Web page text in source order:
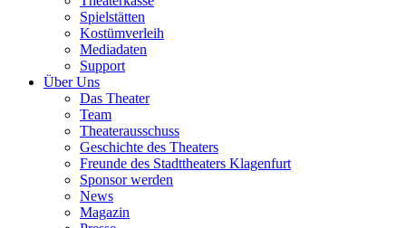
Spielstätten
Kostümverleih
Mediadaten
Support
Über Uns
Das Theater
Team
Theaterausschuss
Geschichte des Theaters
Freunde des Stadttheaters Klagenfurt
Sponsor werden
News
Magazin